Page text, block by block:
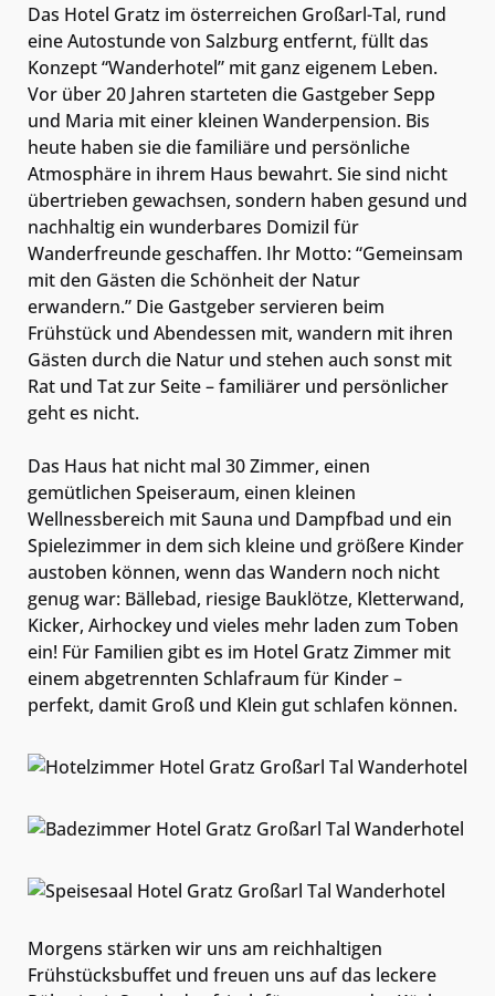
Das Hotel Gratz im österreichen Großarl-Tal, rund
eine Autostunde von Salzburg entfernt, füllt das
Konzept “Wanderhotel” mit ganz eigenem Leben.
Vor über 20 Jahren starteten die Gastgeber Sepp
und Maria mit einer kleinen Wanderpension. Bis
heute haben sie die familiäre und persönliche
Atmosphäre in ihrem Haus bewahrt. Sie sind nicht
übertrieben gewachsen, sondern haben gesund und
nachhaltig ein wunderbares Domizil für
Wanderfreunde geschaffen. Ihr Motto: “Gemeinsam
mit den Gästen die Schönheit der Natur
erwandern.” Die Gastgeber servieren beim
Frühstück und Abendessen mit, wandern mit ihren
Gästen durch die Natur und stehen auch sonst mit
Rat und Tat zur Seite – familiärer und persönlicher
geht es nicht.
Das Haus hat nicht mal 30 Zimmer, einen
gemütlichen Speiseraum, einen kleinen
Wellnessbereich mit Sauna und Dampfbad und ein
Spielezimmer in dem sich kleine und größere Kinder
austoben können, wenn das Wandern noch nicht
genug war: Bällebad, riesige Bauklötze, Kletterwand,
Kicker, Airhockey und vieles mehr laden zum Toben
ein! Für Familien gibt es im Hotel Gratz Zimmer mit
einem abgetrennten Schlafraum für Kinder –
perfekt, damit Groß und Klein gut schlafen können.
Morgens stärken wir uns am reichhaltigen
Frühstücksbuffet und freuen uns auf das leckere